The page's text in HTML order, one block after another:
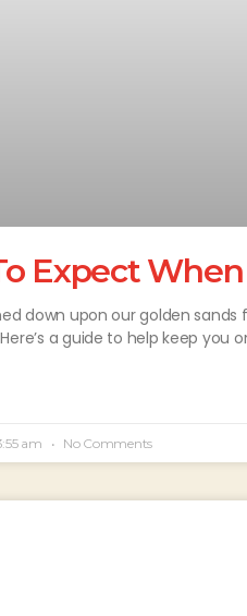
Expect When
down upon our golden
a guide to help keep you
am No Comments